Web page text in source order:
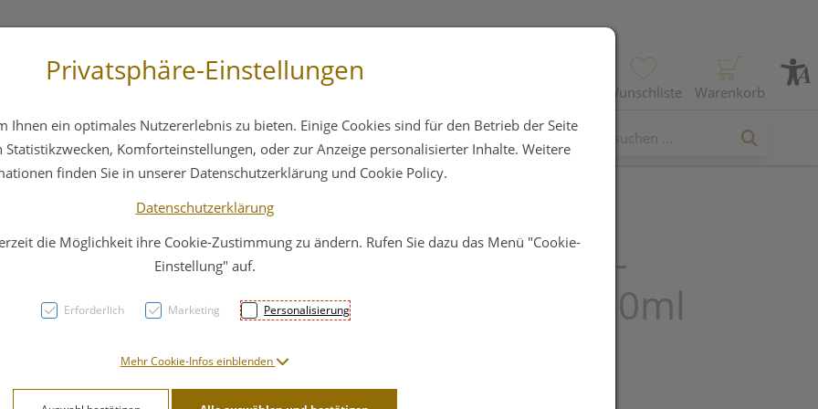
Wunschliste Warenkorb
Hautpflege Familie Nahrungsergänzung
Berggeist Muskel-
U.gelenksfluid 150ml
15,75 EUR
Privatsphäre-Einstellungen
Ihnen ein optimales Nutzererlebnis zu bieten. Einige Cookies sind für den Betrieb der Seite
Komforteinstellungen, oder zur Anzeige personalisierter Inhalte. Weitere
finden Sie in unserer Datenschutzerklärung und Cookie Policy.
Datenschutzerklärung
die Möglichkeit ihre Cookie-Zustimmung zu ändern. Rufen Sie dazu das Menü "Cookie-
Einstellung" auf.
Erforderlich Marketing Personalisierung
Mehr Cookie-Infos einblenden